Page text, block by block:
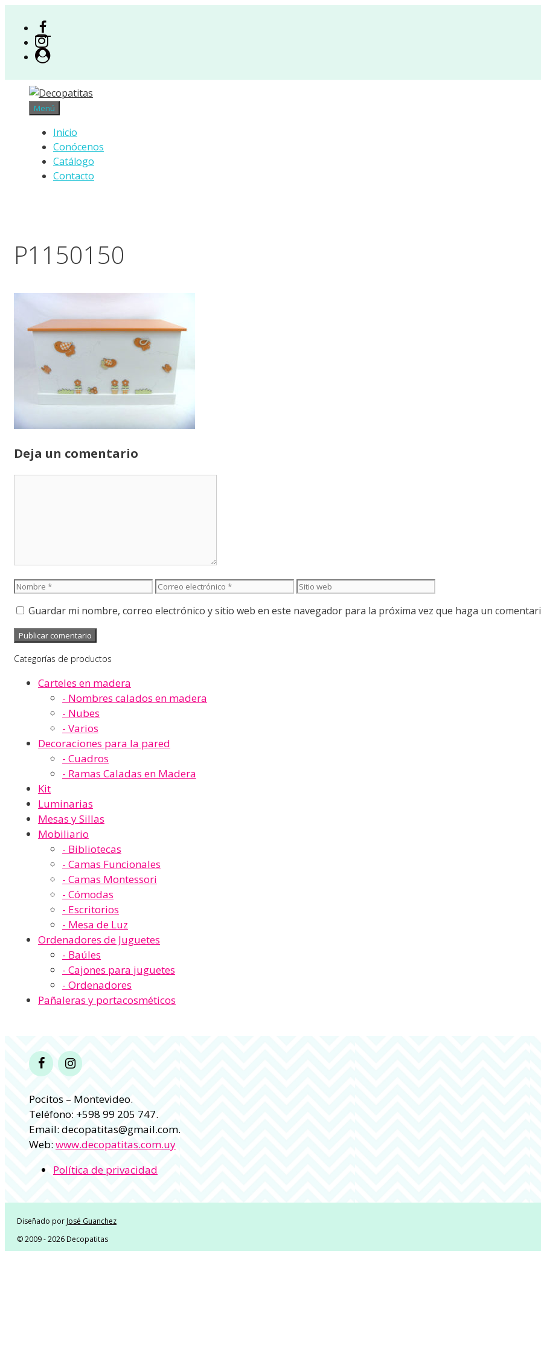
contenidoInstagram
Acceso
Menú
Inicio
Conócenos
Catálogo
Contacto
P1150150
Deja un comentario
Nombre
Correo
Sitio
Guardar mi nombre, correo electrónico y sitio web en este navegador para la próxima vez que haga un
Categorías de productos
Carteles en madera
- Nombres calados en madera
- Nubes
- Varios
Decoraciones para la pared
- Cuadros
- Ramas Caladas en Madera
Kit
Luminarias
Mesas y Sillas
Mobiliario
- Bibliotecas
- Camas Funcionales
- Camas Montessori
- Cómodas
- Escritorios
- Mesa de Luz
Ordenadores de Juguetes
- Baúles
- Cajones para juguetes
- Ordenadores
Pañaleras y portacosméticos
Pocitos – Montevideo.
Teléfono: +598 99 205 747.
Email: decopatitas@gmail.com.
Web:www.decopatitas.com.uy
Política de privacidad
Diseñado porJosé Guanchez
© 2009 - 2026 Decopatitas